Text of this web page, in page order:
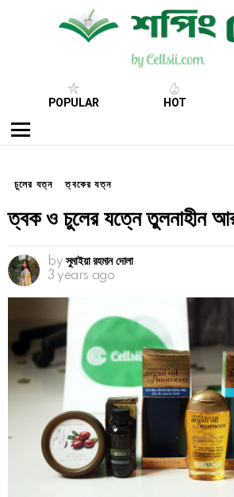
POPULAR HOT
Menu
চুলের যত্ন ত্বকের যত্ন
ত্বক ও চুলের যত্নে তুলনাহীন
by সুমাইয়া রহমান দোলা
3 years ago